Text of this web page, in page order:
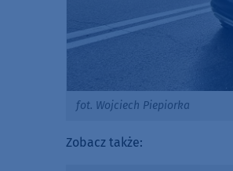
fot. Wojciech Piepiorka
Zobacz także: